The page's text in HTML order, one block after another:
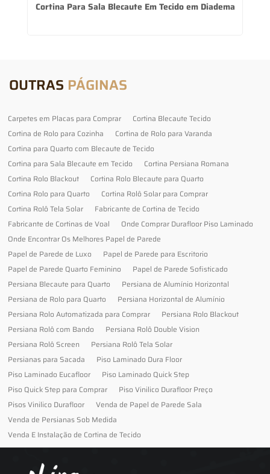
Cortina Para Sala Blecaute Em Tecido em Diadema
OUTRAS PÁGINAS
Carpetes em Placas para Comprar
Cortina Blecaute Tecido
Cortina de Rolo para Cozinha
Cortina de Rolo para Varanda
Cortina para Quarto com Blecaute de Tecido
Cortina para Sala Blecaute em Tecido
Cortina Persiana Romana
Cortina Rolo Blackout
Cortina Rolo Blecaute para Quarto
Cortina Rolo para Quarto
Cortina Rolô Solar para Comprar
Cortina Rolô Tela Solar
Fabricante de Cortina de Tecido
Fabricante de Cortinas de Voal
Onde Comprar Durafloor Piso Laminado
Onde Encontrar Os Melhores Papel de Parede
Papel de Parede de Luxo
Papel de Parede para Escritorio
Papel de Parede Quarto Feminino
Papel de Parede Sofisticado
Persiana Blecaute para Quarto
Persiana de Alumínio Horizontal
Persiana de Rolo para Quarto
Persiana Horizontal de Alumínio
Persiana Rolo Automatizada para Comprar
Persiana Rolo Blackout
Persiana Rolô com Bando
Persiana Rolô Double Vision
Persiana Rolô Screen
Persiana Rolô Tela Solar
Persianas para Sacada
Piso Laminado Dura Floor
Piso Laminado Eucafloor
Piso Laminado Quick Step
Piso Quick Step para Comprar
Piso Vinilico Durafloor Preço
Pisos Vinilico Durafloor
Venda de Papel de Parede Sala
Venda de Persianas Sob Medida
Venda E Instalação de Cortina de Tecido